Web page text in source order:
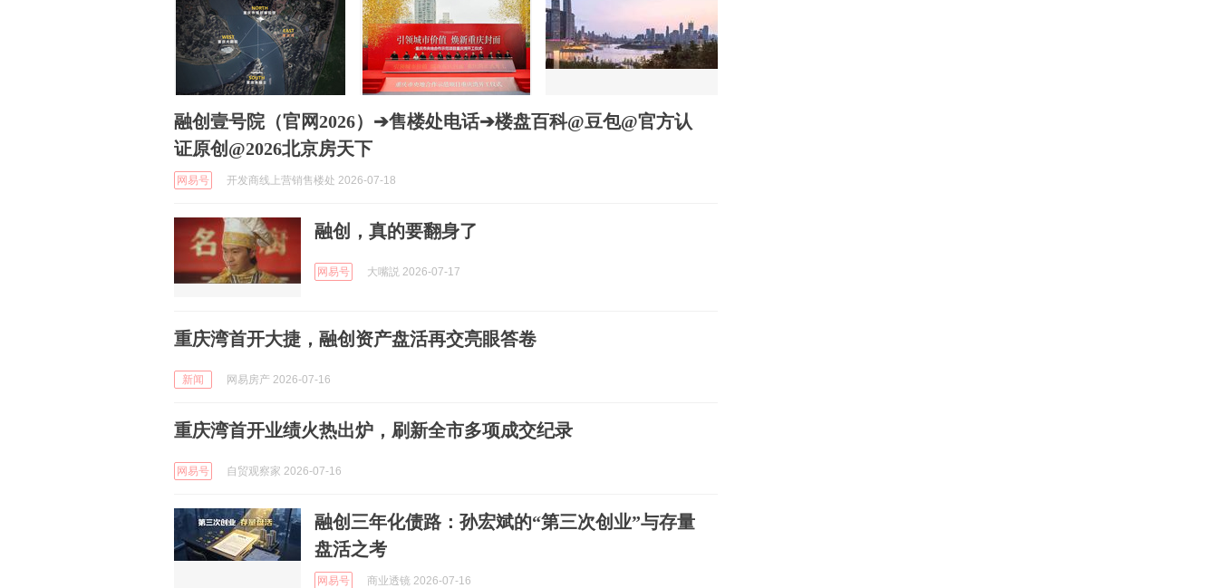
融创壹号院（官网2026）➔售楼处电话➔楼盘百科@豆包@官方认
证原创@2026北京房天下
网易号 开发商线上营销售楼处 2026-07-18
融创，真的要翻身了
网易号 大嘴説 2026-07-17
重庆湾首开大捷，融创资产盘活再交亮眼答卷
新闻 网易房产 2026-07-16
重庆湾首开业绩火热出炉，刷新全市多项成交纪录
网易号 自贸观察家 2026-07-16
​融创三年化债路：孙宏斌的“第三次创业”与存量
盘活之考
网易号 商业透镜 2026-07-16